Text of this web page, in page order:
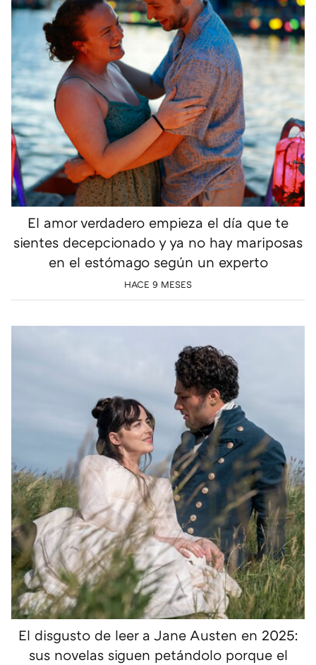
El amor verdadero empieza el día que te
sientes decepcionado y ya no hay mariposas
en el estómago según un experto
HACE 9 MESES
El disgusto de leer a Jane Austen en 2025:
sus novelas siguen petándolo porque el